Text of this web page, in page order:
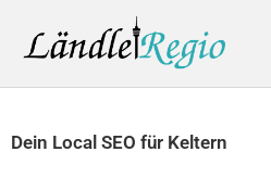
Dein Local SEO für Keltern